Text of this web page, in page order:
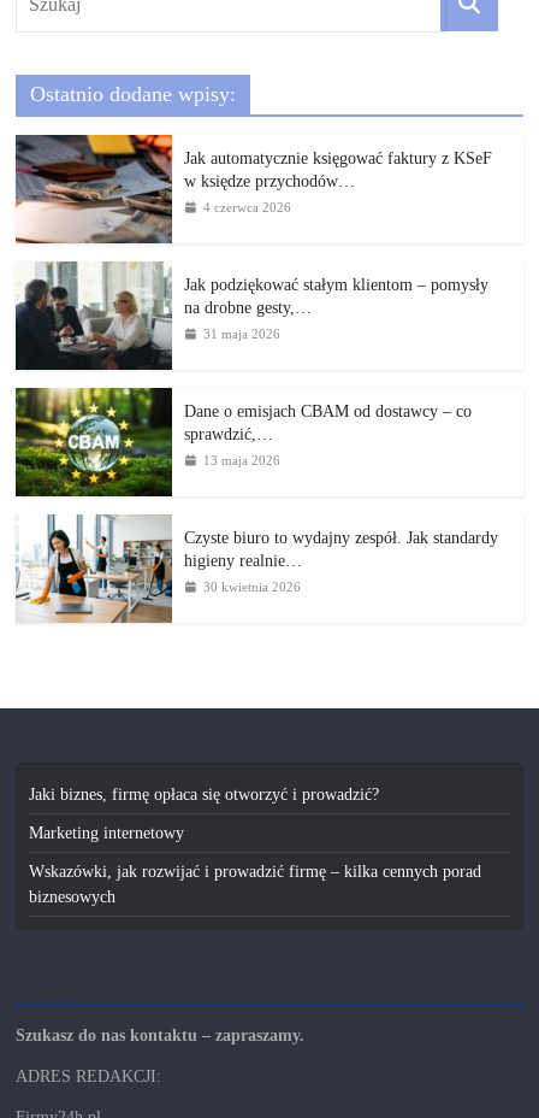
Ostatnio dodane wpisy:
Jak automatycznie księgować faktury z KSeF
w księdze przychodów…
4 czerwca 2026
Jak podziękować stałym klientom – pomysły
na drobne gesty,…
31 maja 2026
Dane o emisjach CBAM od dostawcy – co
sprawdzić,…
13 maja 2026
Czyste biuro to wydajny zespół. Jak standardy
higieny realnie…
30 kwietnia 2026
Jaki biznes, firmę opłaca się otworzyć i prowadzić?
Marketing internetowy
Wskazówki, jak rozwijać i prowadzić firmę – kilka cennych porad
biznesowych
Szukasz do nas kontaktu – zapraszamy.
ADRES REDAKCJI: